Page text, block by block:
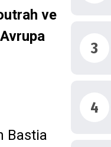
ve
Avrupa
Bastia
3
4